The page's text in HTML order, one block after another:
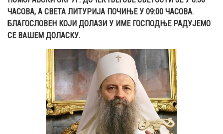
ЧАСОВА, А СВЕТА ЛИТУРИЈА ПОЧИЊЕ У 09:00 ЧАСОВА.
БЛАГОСЛОВЕН КОЈИ ДОЛАЗИ У ИМЕ ГОСПОДЊЕ РАДУЈЕМО
СЕ ВАШЕМ ДОЛАСКУ.